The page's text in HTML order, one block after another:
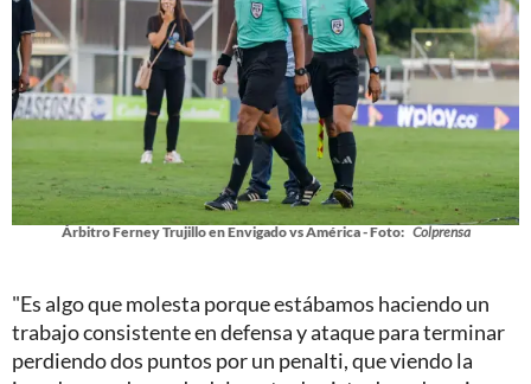
Árbitro Ferney Trujillo en Envigado vs América - Foto: Colprensa
"Es algo que molesta porque estábamos haciendo un
trabajo consistente en defensa y ataque para terminar
perdiendo dos puntos por un penalti, que viendo la